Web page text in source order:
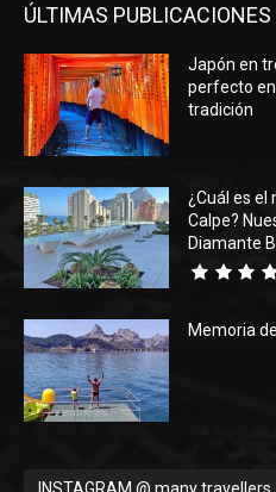
ÚLTIMAS PUBLICACIONES
Japón en
perfecto
tradición
¿Cuál es el
Calpe?
Diamante
Memoria